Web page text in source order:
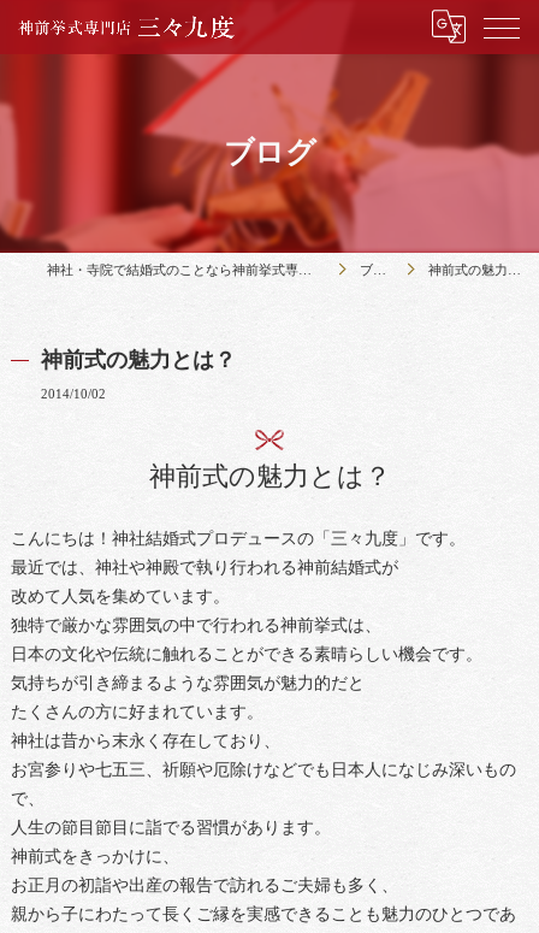
ブログ
神社・寺院で結婚式のことなら神前挙式専門店三々九度 ブログ 神前式の魅力とは？
神前式の魅力とは？
2014/10/02
神前式の魅力とは？
こんにちは！神社結婚式プロデュースの「三々九度」です。
最近では、神社や神殿で執り行われる神前結婚式が
改めて人気を集めています。
独特で厳かな雰囲気の中で行われる神前挙式は、
日本の文化や伝統に触れることができる素晴らしい機会です。
気持ちが引き締まるような雰囲気が魅力的だと
たくさんの方に好まれています。
神社は昔から末永く存在しており、
お宮参りや七五三、祈願や厄除けなどでも日本人になじみ深いもの
で、
人生の節目節目に詣でる習慣があります。
神前式をきっかけに、
お正月の初詣や出産の報告で訪れるご夫婦も多く、
親から子にわたって長くご縁を実感できることも魅力のひとつであ